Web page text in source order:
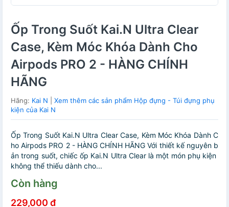
Ốp Trong Suốt Kai.N Ultra Clear
Case, Kèm Móc Khóa Dành Cho
Airpods PRO 2 - HÀNG CHÍNH
HÃNG
Hãng: Kai N
Xem thêm các sản phẩm Hộp đựng - Túi đựng phụ
kiện của Kai N
Ốp Trong Suốt Kai.N Ultra Clear Case, Kèm Móc Khóa Dành C
ho Airpods PRO 2 - HÀNG CHÍNH HÃNG Với thiết kế nguyên b
ản trong suốt, chiếc ốp Kai.N Ultra Clear là một món phụ kiện
không thể thiếu dành cho...
Còn hàng
229,000 đ